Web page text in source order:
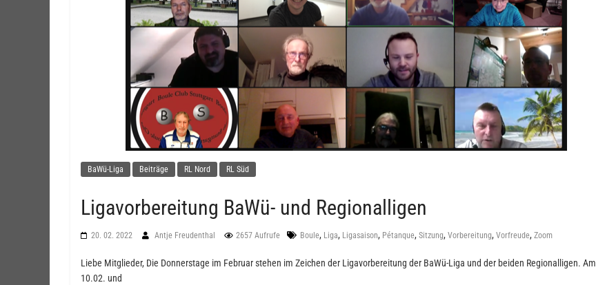
BaWü-Liga Beiträge RL Nord RL Süd
Ligavorbereitung BaWü- und Regionalligen
20. 02. 2022 Antje Freudenthal 2657 Aufrufe Boule, Liga, Ligasaison, Pétanque, Sitzung, Vorbereitung, Vorfreude, Zoom
Liebe Mitglieder, Die Donnerstage im Februar stehen im Zeichen der Ligavorbereitung der BaWü-Liga und der beiden Regionalligen. Am
10.02. und